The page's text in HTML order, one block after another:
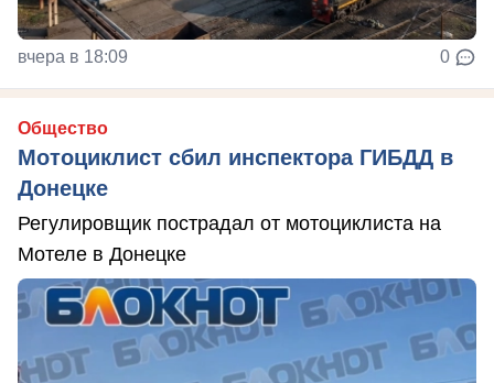
вчера в 18:09 0
Общество
Мотоциклист сбил инспектора ГИБДД в
Донецке
Регулировщик пострадал от мотоциклиста на
Мотеле в Донецке